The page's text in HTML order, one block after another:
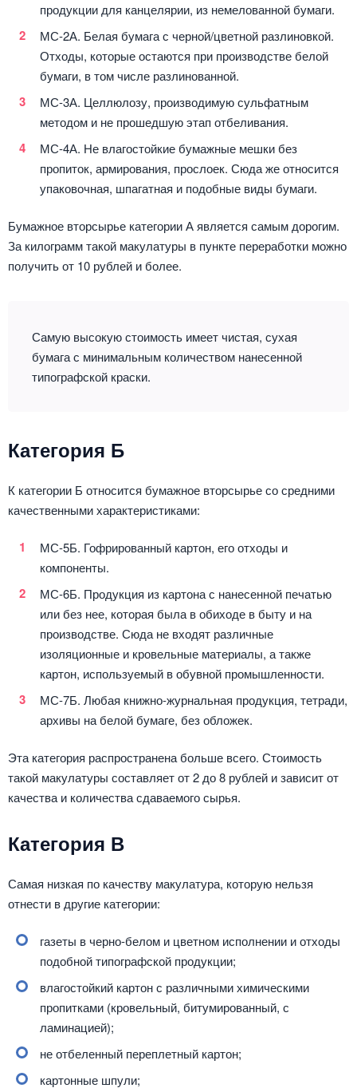
продукции для канцелярии, из немелованной бумаги.
МС-2А. Белая бумага с черной/цветной разлиновкой.
Отходы, которые остаются при производстве белой
бумаги, в том числе разлинованной.
МС-3А. Целлюлозу, производимую сульфатным
методом и не прошедшую этап отбеливания.
МС-4А. Не влагостойкие бумажные мешки без
пропиток, армирования, прослоек. Сюда же относится
упаковочная, шпагатная и подобные виды бумаги.
Бумажное вторсырье категории А является самым дорогим.
За килограмм такой макулатуры в пункте переработки можно
получить от 10 рублей и более.
Самую высокую стоимость имеет чистая, сухая
бумага с минимальным количеством нанесенной
типографской краски.
Категория Б
К категории Б относится бумажное вторсырье со средними
качественными характеристиками:
МС-5Б. Гофрированный картон, его отходы и
компоненты.
МС-6Б. Продукция из картона с нанесенной печатью
или без нее, которая была в обиходе в быту и на
производстве. Сюда не входят различные
изоляционные и кровельные материалы, а также
картон, используемый в обувной промышленности.
МС-7Б. Любая книжно-журнальная продукция, тетради,
архивы на белой бумаге, без обложек.
Эта категория распространена больше всего. Стоимость
такой макулатуры составляет от 2 до 8 рублей и зависит от
качества и количества сдаваемого сырья.
Категория В
Самая низкая по качеству макулатура, которую нельзя
отнести в другие категории:
газеты в черно-белом и цветном исполнении и отходы
подобной типографской продукции;
влагостойкий картон с различными химическими
пропитками (кровельный, битумированный, с
ламинацией);
не отбеленный переплетный картон;
картонные шпули;